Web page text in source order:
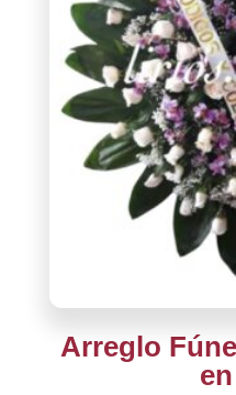
Arreglo